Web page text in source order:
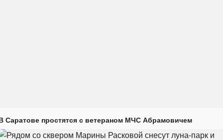
Саратове простятся с ветераном МЧС Абрамовичем